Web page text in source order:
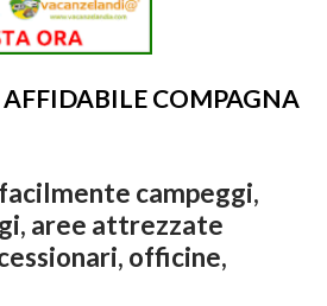
COMPAGNA
campeggi,
aree attrezzate
officine,